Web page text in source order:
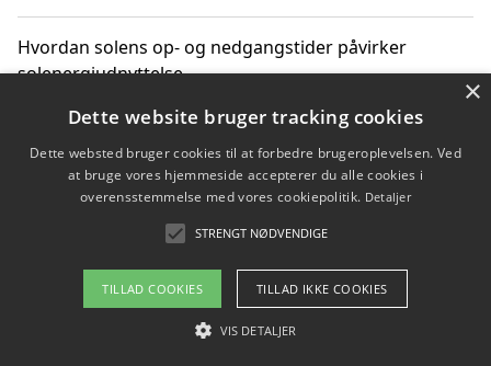
Hvordan solens op- og nedgangstider påvirker
solenergiudnyttelse
Hvordan du får svar på energispørgsmål om
vedvarende energikilder
Om / kontakt
Blog Betingelser
×
Dette website bruger tracking cookies
Dette websted bruger cookies til at forbedre brugeroplevelsen. Ved
at bruge vores hjemmeside accepterer du alle cookies i
overensstemmelse med vores cookiepolitik. Detaljer
STRENGT NØDVENDIGE
TILLAD COOKIES TILLAD IKKE COOKIES
VIS DETALJER